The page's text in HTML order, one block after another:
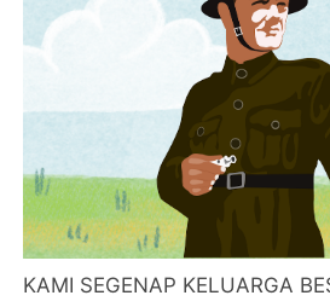
KAMI SEGENAP KELUARGA